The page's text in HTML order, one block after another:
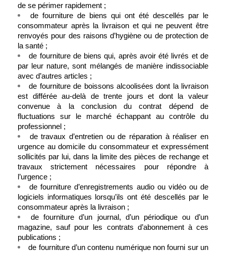
de se périmer rapidement ;
de fourniture de biens qui ont été descellés par le
consommateur après la livraison et qui ne peuvent être
renvoyés pour des raisons d’hygiène ou de protection de
la santé ;
de fourniture de biens qui, après avoir été livrés et de
par leur nature, sont mélangés de manière indissociable
avec d’autres articles ;
de fourniture de boissons alcoolisées dont la livraison
est différée au-delà de trente jours et dont la valeur
convenue à la conclusion du contrat dépend de
fluctuations sur le marché échappant au contrôle du
professionnel ;
de travaux d’entretien ou de réparation à réaliser en
urgence au domicile du consommateur et expressément
sollicités par lui, dans la limite des pièces de rechange et
travaux strictement nécessaires pour répondre à
l’urgence ;
de fourniture d’enregistrements audio ou vidéo ou de
logiciels informatiques lorsqu’ils ont été descellés par le
consommateur après la livraison ;
de fourniture d’un journal, d’un périodique ou d’un
magazine, sauf pour les contrats d’abonnement à ces
publications ;
de fourniture d’un contenu numérique non fourni sur un